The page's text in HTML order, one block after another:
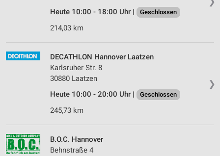
Heute 10:00 - 18:00 Uhr |
Geschlossen
214,03 km
❯
DECATHLON Hannover Laatzen
Karlsruher Str. 8
30880 Laatzen
Heute 10:00 - 20:00 Uhr |
Geschlossen
245,73 km
B.O.C. Hannover
Behnstraße 4